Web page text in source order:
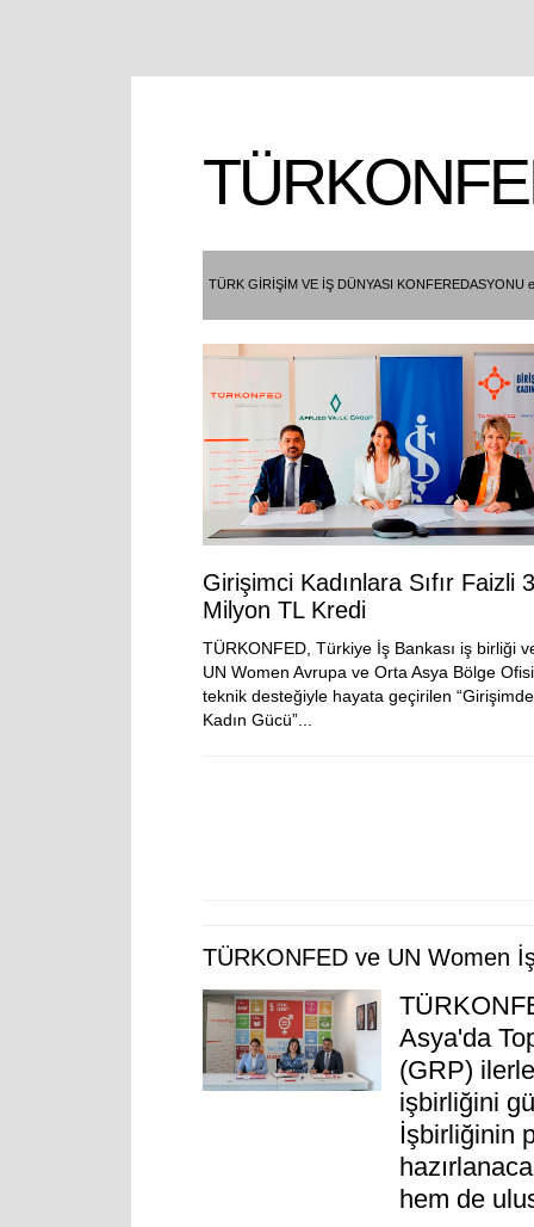
TÜRK GİRİŞİM VE İŞ DÜNYASI KONFEREDASYONU
Girişimci Kadınlara Sıfır Faizli 3
Milyon TL Kredi
TÜRKONFED, Türkiye İş Bankası iş birliği
UN Women Avrupa ve Orta Asya Bölge
teknik desteğiyle hayata geçirilen “Girişimde
Kadın Gücü”...
TÜRKONFED ve UN Women
Asya'da
(GRP)
işbirliğini
İşbirliğinin
hem de